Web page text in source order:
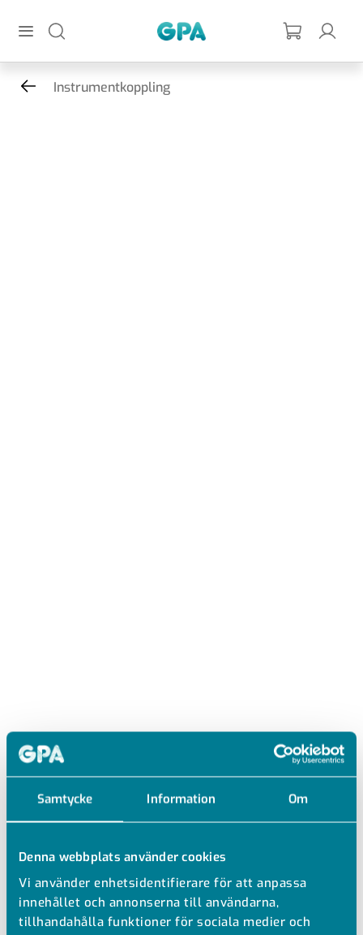
Samtycke Information Om
Denna webbplats använder cookies
Vi använder enhetsidentifierare för att anpassa
innehållet och annonserna till användarna,
tillhandahålla funktioner för sociala medier och
Instrumentkoppling
SOL 53621 L
SYRAFAST T-RÖR MED SVIVEL
Syrafast T-rör med svivel
SS 316 Ti, 1.4571